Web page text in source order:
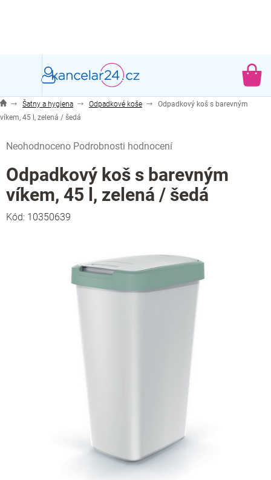
Šatny a hygiena Odpadkové koše
Odpadkový koš s barevným
víkem, 45 l, zelená / šedá
hodnocení
produktu
je
0,0
z
5
Neohodnoceno Podrobnosti hodnocení
Odpadkový koš s barevným
víkem, 45 l, zelená / šedá
Kód: 10350639